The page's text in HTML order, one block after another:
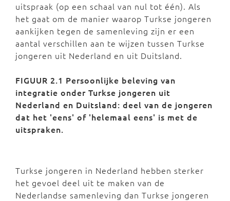
uitspraak (op een schaal van nul tot één). Als
het gaat om de manier waarop Turkse jongeren
aankijken tegen de samenleving zijn er een
aantal verschillen aan te wijzen tussen Turkse
jongeren uit Nederland en uit Duitsland.
FIGUUR 2.1 Persoonlijke beleving van
integratie onder Turkse jongeren uit
Nederland en Duitsland: deel van de jongeren
dat het 'eens' of 'helemaal eens' is met de
uitspraken.
Turkse jongeren in Nederland hebben sterker
het gevoel deel uit te maken van de
Nederlandse samenleving dan Turkse jongeren